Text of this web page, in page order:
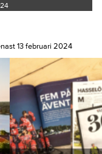
13 februari 2024